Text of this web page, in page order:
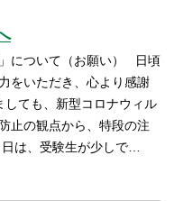
について（お願い） 日頃
をいただき、心より感謝
ても、新型コロナウィル
止の観点から、特段の注
は、受験生が少しで…